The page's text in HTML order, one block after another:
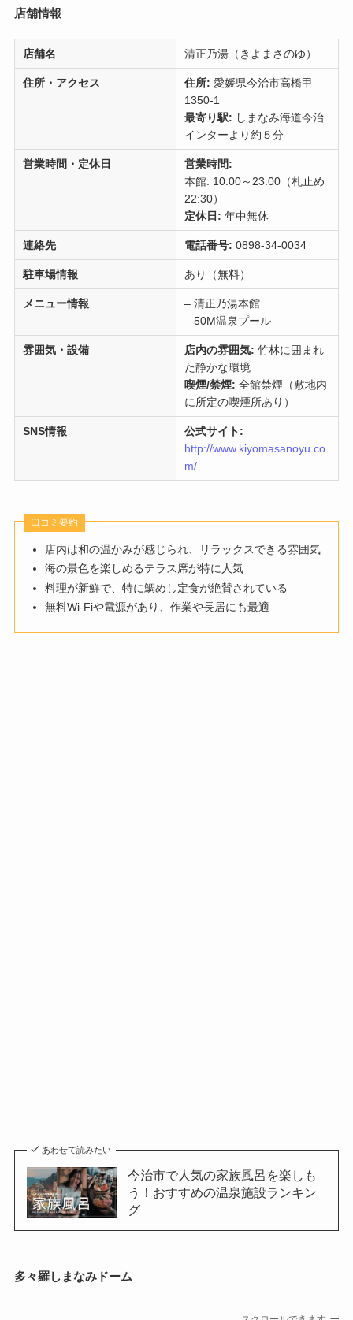
店舗情報
店舗名 清正乃湯（きよまさのゆ）
住所・アクセス 住所: 愛媛県今治市高橋甲
1350-1
最寄り駅: しまなみ海道今治
インターより約５分
営業時間・定休日
営業時間:
本館: 10:00～23:00（札止め
22:30）
定休日: 年中無休
連絡先 電話番号: 0898-34-0034
駐車場情報 あり（無料）
メニュー情報
– 清正乃湯本館
– 50M温泉プール
雰囲気・設備 店内の雰囲気: 竹林に囲まれ
た静かな環境
喫煙/禁煙: 全館禁煙（敷地内
に所定の喫煙所あり）
SNS情報
公式サイト:
http://www.kiyomasanoyu.co
m/
口コミ要約
店内は和の温かみが感じられ、リラックスできる雰囲気
海の景色を楽しめるテラス席が特に人気
料理が新鮮で、特に鯛めし定食が絶賛されている
無料Wi-Fiや電源があり、作業や長居にも最適
あわせて読みたい
今治市で人気の家族風呂を楽しも
う！おすすめの温泉施設ランキン
グ
多々羅しまなみドーム